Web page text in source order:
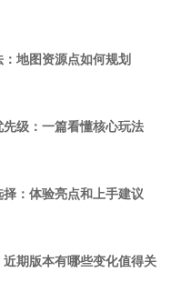
：地图资源点如何规划
先级：一篇看懂核心玩法
择：体验亮点和上手建议
近期版本有哪些变化值得关